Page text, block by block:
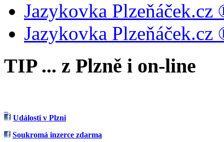
Jazykovka
Jazykovka
TIP ... z Plzně i on-line
Události v Plzni
Soukromá inzerce zdarma